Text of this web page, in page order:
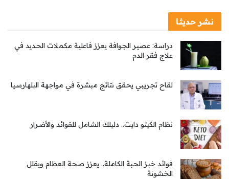
نشر حديثا
دراسة: عصير الجوافة يعزز فاعلية مكملات الحديد في
علاج فقر الدم
لقاح تجريبي يحقق نتائج مبشرة في مواجهة البلهارسيا
نظام الكيتو دايت.. دليلك الشامل للفوائد والأضرار
فوائد خبز الحبة الكاملة.. يعزز صحة العظام ويقلل
الخشونة